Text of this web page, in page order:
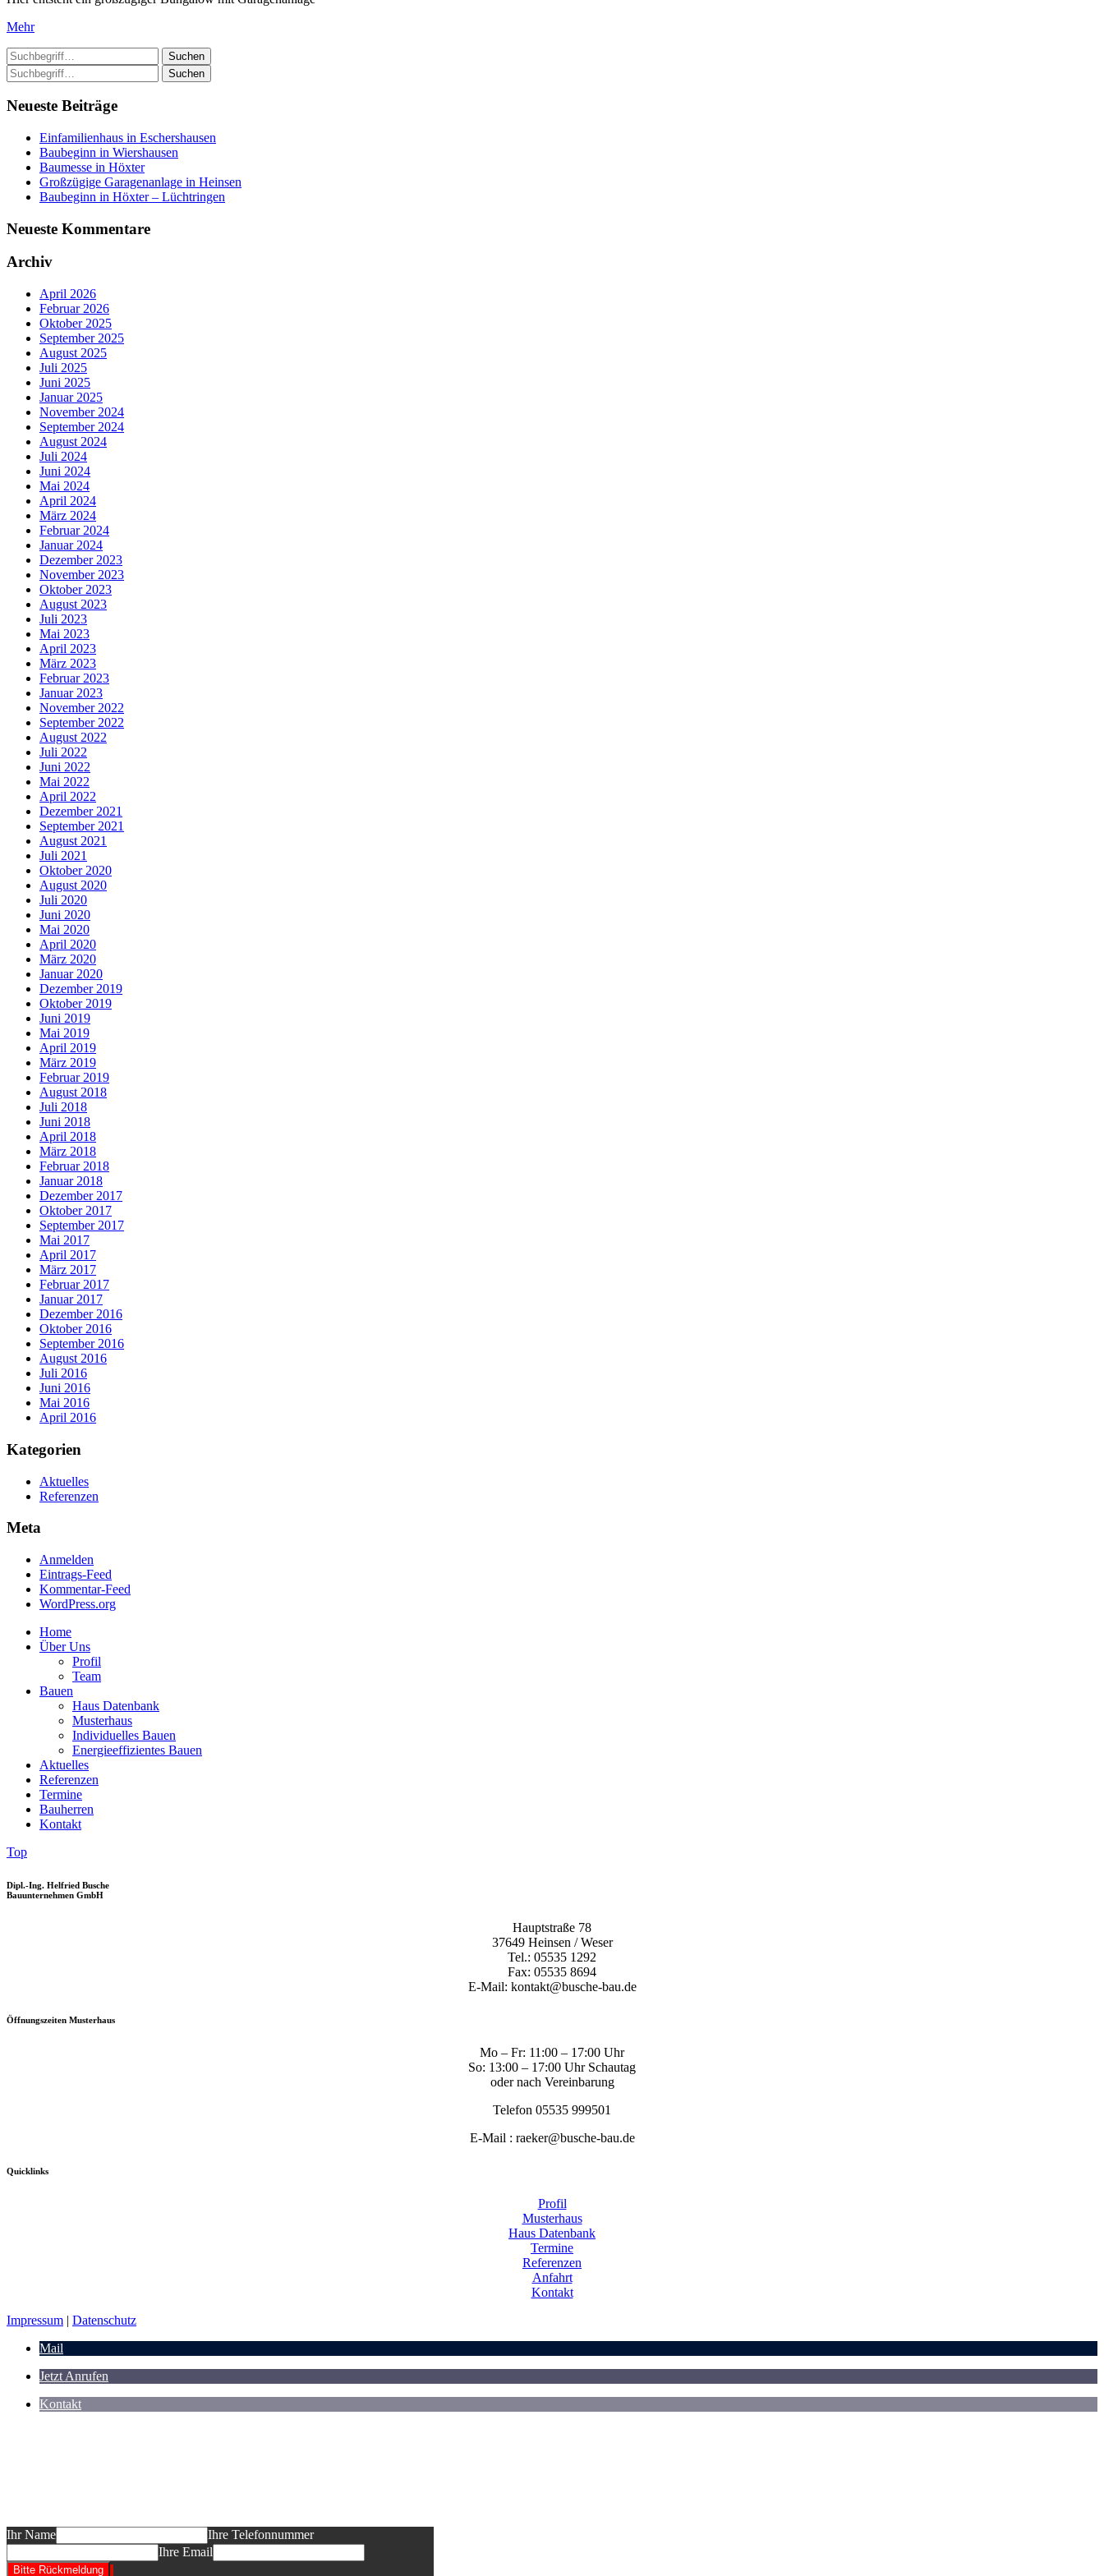
Mehr
Suchen
Suchen
Neueste Beiträge
Einfamilienhaus in Eschershausen
Baubeginn in Wiershausen
Baumesse in Höxter
Großzügige Garagenanlage in Heinsen
Baubeginn in Höxter – Lüchtringen
Neueste Kommentare
Archiv
April 2026
Februar 2026
Oktober 2025
September 2025
August 2025
Juli 2025
Juni 2025
Januar 2025
November 2024
September 2024
August 2024
Juli 2024
Juni 2024
Mai 2024
April 2024
März 2024
Februar 2024
Januar 2024
Dezember 2023
November 2023
Oktober 2023
August 2023
Juli 2023
Mai 2023
April 2023
März 2023
Februar 2023
Januar 2023
November 2022
September 2022
August 2022
Juli 2022
Juni 2022
Mai 2022
April 2022
Dezember 2021
September 2021
August 2021
Juli 2021
Oktober 2020
August 2020
Juli 2020
Juni 2020
Mai 2020
April 2020
März 2020
Januar 2020
Dezember 2019
Oktober 2019
Juni 2019
Mai 2019
April 2019
März 2019
Februar 2019
August 2018
Juli 2018
Juni 2018
April 2018
März 2018
Februar 2018
Januar 2018
Dezember 2017
Oktober 2017
September 2017
Mai 2017
April 2017
März 2017
Februar 2017
Januar 2017
Dezember 2016
Oktober 2016
September 2016
August 2016
Juli 2016
Juni 2016
Mai 2016
April 2016
Kategorien
Aktuelles
Referenzen
Meta
Anmelden
Eintrags-Feed
Kommentar-Feed
WordPress.org
Home
Über Uns
Profil
Team
Bauen
Haus Datenbank
Musterhaus
Individuelles Bauen
Energieeffizientes Bauen
Aktuelles
Referenzen
Termine
Bauherren
Kontakt
Top
Dipl.-Ing. Helfried Busche
Bauunternehmen GmbH
Hauptstraße 78
37649 Heinsen / Weser
Tel.: 05535 1292
Fax: 05535 8694
E-Mail: kontakt@busche-bau.de
Öffnungszeiten Musterhaus
Mo – Fr: 11:00 – 17:00 Uhr
So: 13:00 – 17:00 Uhr Schautag
oder nach Vereinbarung
Telefon 05535 999501
E-Mail : raeker@busche-bau.de
Quicklinks
Profil
Musterhaus
Haus Datenbank
Termine
Referenzen
Anfahrt
Kontakt
Impressum | Datenschutz
Mail
Jetzt Anrufen
Kontakt
Ihr Name
Ihre Telefonnummer
Ihre Email